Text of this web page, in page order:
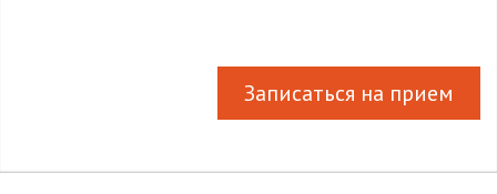
Записаться на прием